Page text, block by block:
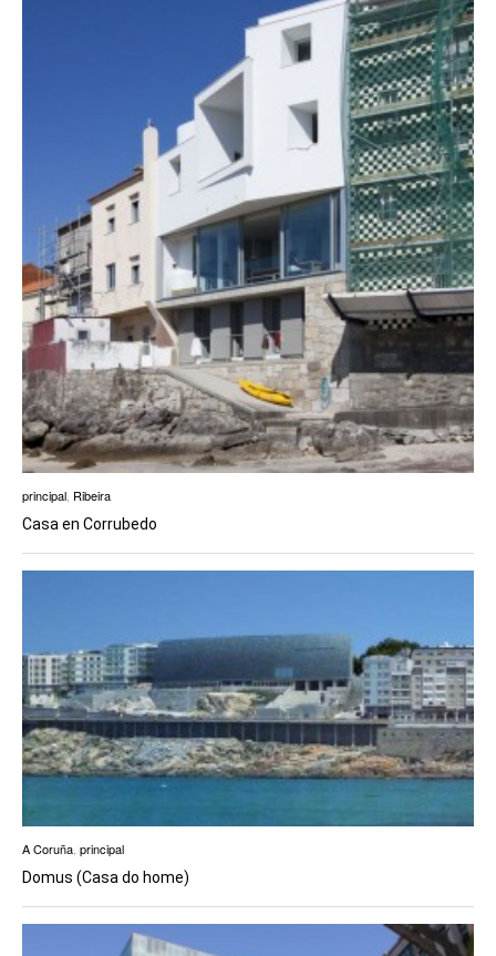
principal, Ribeira
Casa en Corrubedo
A Coruña principal
Domus (Casa do home)